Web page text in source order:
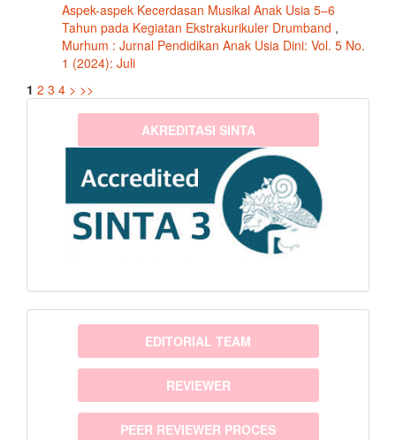
Aspek-aspek Kecerdasan Musikal Anak Usia 5–6
Tahun pada Kegiatan Ekstrakurikuler Drumband ,
Murhum : Jurnal Pendidikan Anak Usia Dini: Vol. 5 No.
1 (2024): Juli
1 2 3 4 > >>
sinta3 AKREDITASI SINTA
menu EDITORIAL TEAM
REVIEWER
PEER REVIEWER PROCES